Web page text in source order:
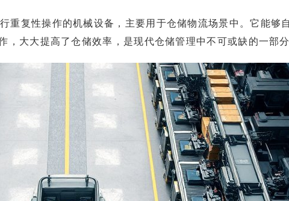
重复性操作的机械设备，主要用于仓储物流场景中。它能够
，大大提高了仓储效率，是现代仓储管理中不可或缺的一部